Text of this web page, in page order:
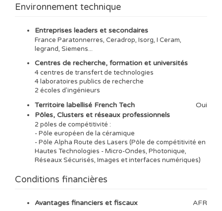
Environnement technique
Entreprises leaders et secondaires
France Paratonnerres, Ceradrop, Isorg, I Ceram,
legrand, Siemens...
Centres de recherche, formation et universités
4 centres de transfert de technologies
4 laboratoires publics de recherche
2 écoles d'ingénieurs
Territoire labellisé French Tech
Oui
Pôles, Clusters et réseaux professionnels
2 pôles de compétitivité :
- Pôle européen de la céramique
- Pôle Alpha Route des Lasers (Pôle de compétitivité en
Hautes Technologies - Micro-Ondes, Photonique,
Réseaux Sécurisés, Images et interfaces numériques)
Conditions financières
Avantages financiers et fiscaux AFR